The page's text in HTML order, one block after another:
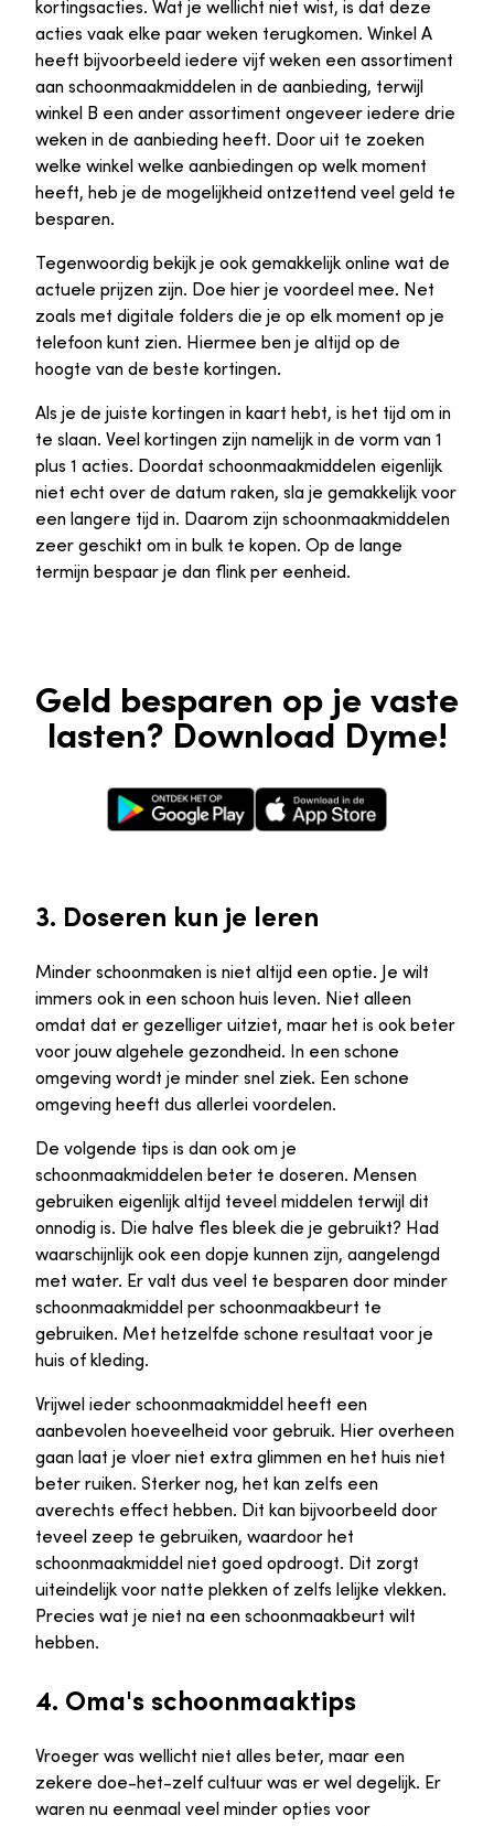
kortingsacties. Wat je wellicht niet wist, is dat deze
acties vaak elke paar weken terugkomen. Winkel A
heeft bijvoorbeeld iedere vijf weken een assortiment
aan schoonmaakmiddelen in de aanbieding, terwijl
winkel B een ander assortiment ongeveer iedere drie
weken in de aanbieding heeft. Door uit te zoeken
welke winkel welke aanbiedingen op welk moment
heeft, heb je de mogelijkheid ontzettend veel geld te
besparen.
Tegenwoordig bekijk je ook gemakkelijk online wat de
actuele prijzen zijn. Doe hier je voordeel mee. Net
zoals met digitale folders die je op elk moment op je
telefoon kunt zien. Hiermee ben je altijd op de
hoogte van de beste kortingen.
Als je de juiste kortingen in kaart hebt, is het tijd om in
te slaan. Veel kortingen zijn namelijk in de vorm van 1
plus 1 acties. Doordat schoonmaakmiddelen eigenlijk
niet echt over de datum raken, sla je gemakkelijk voor
een langere tijd in. Daarom zijn schoonmaakmiddelen
zeer geschikt om in bulk te kopen. Op de lange
termijn bespaar je dan flink per eenheid.
Geld besparen op je vaste
lasten? Download Dyme!
Google Play StoreApple App Store
3. Doseren kun je leren
Minder schoonmaken is niet altijd een optie. Je wilt
immers ook in een schoon huis leven. Niet alleen
omdat dat er gezelliger uitziet, maar het is ook beter
voor jouw algehele gezondheid. In een schone
omgeving wordt je minder snel ziek. Een schone
omgeving heeft dus allerlei voordelen.
De volgende tips is dan ook om je
schoonmaakmiddelen beter te doseren. Mensen
gebruiken eigenlijk altijd teveel middelen terwijl dit
onnodig is. Die halve fles bleek die je gebruikt? Had
waarschijnlijk ook een dopje kunnen zijn, aangelengd
met water. Er valt dus veel te besparen door minder
schoonmaakmiddel per schoonmaakbeurt te
gebruiken. Met hetzelfde schone resultaat voor je
huis of kleding.
Vrijwel ieder schoonmaakmiddel heeft een
aanbevolen hoeveelheid voor gebruik. Hier overheen
gaan laat je vloer niet extra glimmen en het huis niet
beter ruiken. Sterker nog, het kan zelfs een
averechts effect hebben. Dit kan bijvoorbeeld door
teveel zeep te gebruiken, waardoor het
schoonmaakmiddel niet goed opdroogt. Dit zorgt
uiteindelijk voor natte plekken of zelfs lelijke vlekken.
Precies wat je niet na een schoonmaakbeurt wilt
hebben.
4. Oma's schoonmaaktips
Vroeger was wellicht niet alles beter, maar een
zekere doe-het-zelf cultuur was er wel degelijk. Er
waren nu eenmaal veel minder opties voor